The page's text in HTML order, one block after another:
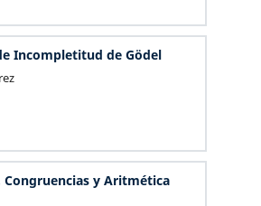
Incompletitud de Gödel
Congruencias y Aritmética